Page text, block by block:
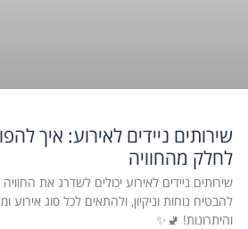
שירותים ניידים לאירוע: איך
לחלק מהחוויה
שירותים ניידים לאירוע יכולים לשדרג את
להבטיח נוחות וניקיון, ולהתאים לכל סוג אירוע
והיתרונות! 🚽✨